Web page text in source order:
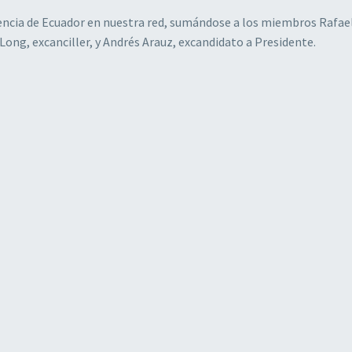
de Ecuador en nuestra red, sumándose a los miembros
excanciller, y Andrés Arauz, excandidato a Presidente.